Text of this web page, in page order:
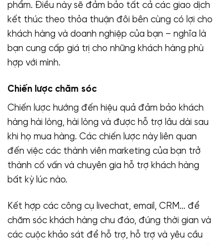
phẩm. Điều này sẽ đảm bảo tất cả các giao dịch
kết thúc theo thỏa thuận đôi bên cùng có lợi cho
khách hàng và doanh nghiệp của bạn – nghĩa là
bạn cung cấp giá trị cho những khách hàng phù
hợp với mình.
Chiến lược chăm sóc
Chiến lược hướng đến hiệu quả đảm bảo khách
hàng hài lòng, hài lòng và được hỗ trợ lâu dài sau
khi họ mua hàng. Các chiến lược này liên quan
đến việc các thành viên marketing của bạn trở
thành cố vấn và chuyên gia hỗ trợ khách hàng
bất kỳ lúc nào.
Kết hợp các công cụ livechat, email, CRM… để
chăm sóc khách hàng chu đáo, đúng thời gian và
các cuộc khảo sát để hỗ trợ, hỗ trợ và yêu cầu